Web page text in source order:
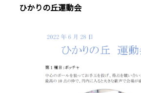
ひかりの丘運動会